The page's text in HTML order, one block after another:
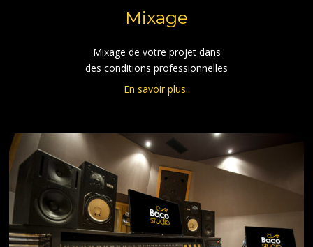
Mixage
Mixage de votre projet dans
des conditions professionnelles
En savoir plus..